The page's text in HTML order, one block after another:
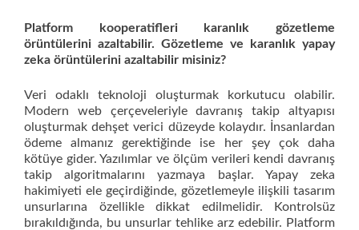
Platform kooperatifleri karanlık gözetleme
örüntülerini azaltabilir. Gözetleme ve karanlık yapay
zeka örüntülerini azaltabilir misiniz?
Veri odaklı teknoloji oluşturmak korkutucu olabilir.
Modern web çerçeveleriyle davranış takip altyapısı
oluşturmak dehşet verici düzeyde kolaydır. İnsanlardan
ödeme almanız gerektiğinde ise her şey çok daha
kötüye gider. Yazılımlar ve ölçüm verileri kendi davranış
takip algoritmalarını yazmaya başlar. Yapay zeka
hakimiyeti ele geçirdiğinde, gözetlemeyle ilişkili tasarım
unsurlarına özellikle dikkat edilmelidir. Kontrolsüz
bırakıldığında, bu unsurlar tehlike arz edebilir. Platform